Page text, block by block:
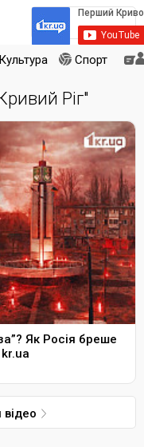
Культура Спорт
Ріг"
Як Росія бреше